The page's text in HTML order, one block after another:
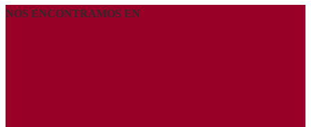
NOS ENCONTRAMOS EN